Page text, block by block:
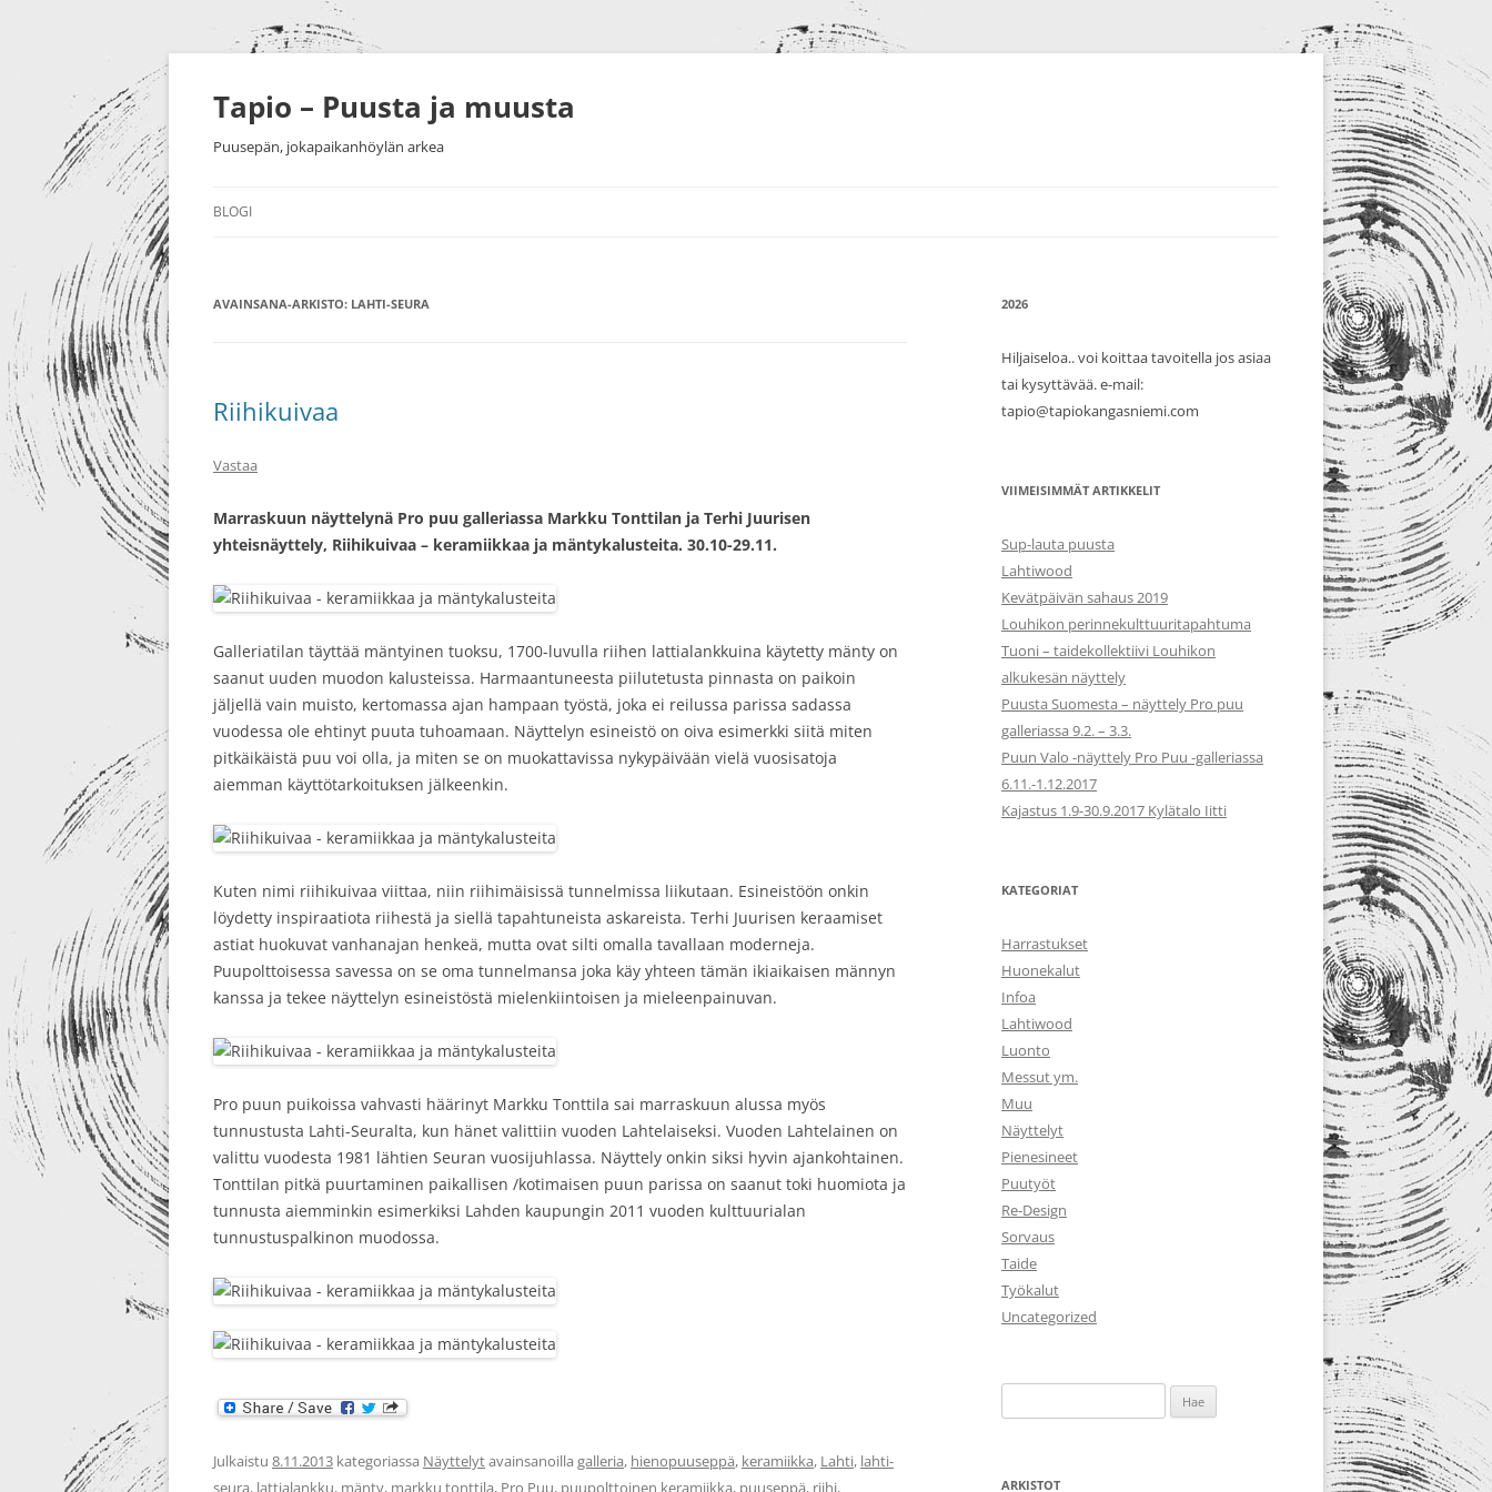
Siirry
Tapio – Puusta ja muusta
Puusepän, jokapaikanhöylän arkea
BLOGI
PUUTYÖT
AVAINSANA-ARKISTO: LAHTI-SEURA
Riihikuivaa
Vastaa
Marraskuun näyttelynä Pro puu galleriassa Markku Tonttilan ja Terhi Juurisen
yhteisnäyttely, Riihikuivaa – keramiikkaa ja mäntykalusteita. 30.10-29.11.
Galleriatilan täyttää mäntyinen tuoksu, 1700-luvulla riihen lattialankkuina käytetty mänty on
saanut uuden muodon kalusteissa. Harmaantuneesta piilutetusta pinnasta on paikoin
jäljellä vain muisto, kertomassa ajan hampaan työstä, joka ei reilussa parissa sadassa
vuodessa ole ehtinyt puuta tuhoamaan. Näyttelyn esineistö on oiva esimerkki siitä miten
pitkäikäistä puu voi olla, ja miten se on muokattavissa nykypäivään vielä vuosisatoja
aiemman käyttötarkoituksen jälkeenkin.
Kuten nimi riihikuivaa viittaa, niin riihimäisissä tunnelmissa liikutaan. Esineistöön onkin
löydetty inspiraatiota riihestä ja siellä tapahtuneista askareista. Terhi Juurisen keraamiset
astiat huokuvat vanhanajan henkeä, mutta ovat silti omalla tavallaan moderneja.
Puupolttoisessa savessa on se oma tunnelmansa joka käy yhteen tämän ikiaikaisen männyn
kanssa ja tekee näyttelyn esineistöstä mielenkiintoisen ja mieleenpainuvan.
Pro puun puikoissa vahvasti häärinyt Markku Tonttila sai marraskuun alussa myös
tunnustusta Lahti-Seuralta, kun hänet valittiin vuoden Lahtelaiseksi. Vuoden Lahtelainen on
valittu vuodesta 1981 lähtien Seuran vuosijuhlassa. Näyttely onkin siksi hyvin ajankohtainen.
Tonttilan pitkä puurtaminen paikallisen /kotimaisen puun parissa on saanut toki huomiota ja
tunnusta aiemminkin esimerkiksi Lahden kaupungin 2011 vuoden kulttuurialan
tunnustuspalkinon muodossa.
Julkaistu 8.11.2013 kategoriassa Näyttelytavainsanoilla galleria, hienopuuseppä, keramiikka, Lahti, lahti-
seura, lattialankku, mänty, markku tonttila, Pro Puu, puupolttoinen keramiikka, puuseppä, riihi,
2026
Hiljaiseloa.. voi koittaa tavoitella jos asiaa
tai kysyttävää. e-mail:
tapio@tapiokangasniemi.com
VIIMEISIMMÄT ARTIKKELIT
Sup-lauta puusta
Lahtiwood
Kevätpäivän sahaus 2019
Louhikon perinnekulttuuritapahtuma
Tuoni – taidekollektiivi Louhikon
alkukesän näyttely
Puusta Suomesta – näyttely Pro puu
galleriassa 9.2. – 3.3.
Puun Valo -näyttely Pro Puu -galleriassa
6.11.-1.12.2017
Kajastus 1.9-30.9.2017 Kylätalo Iitti
KATEGORIAT
Harrastukset
Huonekalut
Infoa
Lahtiwood
Luonto
Messut ym.
Muu
Näyttelyt
Pienesineet
Puutyöt
Re-Design
Sorvaus
Taide
Työkalut
Uncategorized
ARKISTOT